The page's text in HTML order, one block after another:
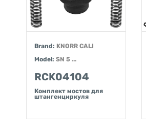
Brand: KNORR CALI
Model: SN 5 ...
RCK04104
Комплект мостов для
штангенциркуля